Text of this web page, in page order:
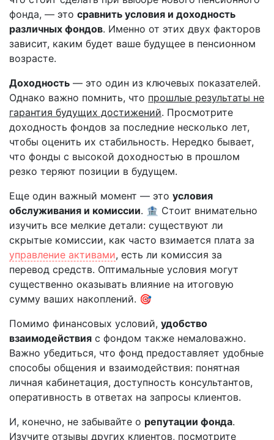
фонда, — это сравнить условия и доходность
различных фондов. Именно от этих двух факторов
зависит, каким будет ваше будущее в пенсионном
возрасте.
Доходность — это один из ключевых показателей.
Однако важно помнить, что прошлые результаты не
гарантия будущих достижений. Просмотрите
доходность фондов за последние несколько лет,
чтобы оценить их стабильность. Нередко бывает,
что фонды с высокой доходностью в прошлом
резко теряют позиции в будущем.
Еще один важный момент — это условия
обслуживания и комиссии. 🏦 Стоит внимательно
изучить все мелкие детали: существуют ли
скрытые комиссии, как часто взимается плата за
управление активами, есть ли комиссия за
перевод средств. Оптимальные условия могут
существенно оказывать влияние на итоговую
сумму ваших накоплений. 🎯
Помимо финансовых условий, удобство
взаимодействия с фондом также немаловажно.
Важно убедиться, что фонд предоставляет удобные
способы общения и взаимодействия: понятная
личная кабинетация, доступность консультантов,
оперативность в ответах на запросы клиентов.
И, конечно, не забывайте о репутации фонда.
Изучите отзывы других клиентов, посмотрите